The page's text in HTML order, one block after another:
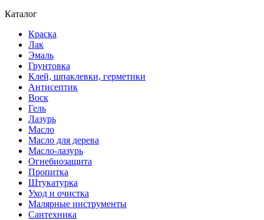
Каталог
Краска
Лак
Эмаль
Грунтовка
Клей, шпаклевки, герметики
Антисептик
Воск
Гель
Лазурь
Масло
Масло для дерева
Масло-лазурь
Огнебиозащита
Пропитка
Штукатурка
Уход и очистка
Малярные инструменты
Сантехника